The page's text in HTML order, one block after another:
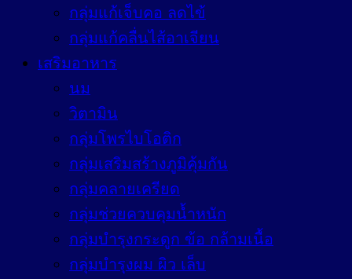
กลุ่มแก้เจ็บคอ ลดไข้
กลุ่มแก้คลื่นไส้อาเจียน
เสริมอาหาร
นม
วิตามิน
กลุ่มโพรไบโอติก
กลุ่มเสริมสร้างภูมิคุ้มกัน
กลุ่มคลายเครียด
กลุ่มช่วยควบคุมน้ำหนัก
กลุ่มบำรุงกระดูก ข้อ กล้ามเนื้อ
กลุ่มบำรุงผม ผิว เล็บ